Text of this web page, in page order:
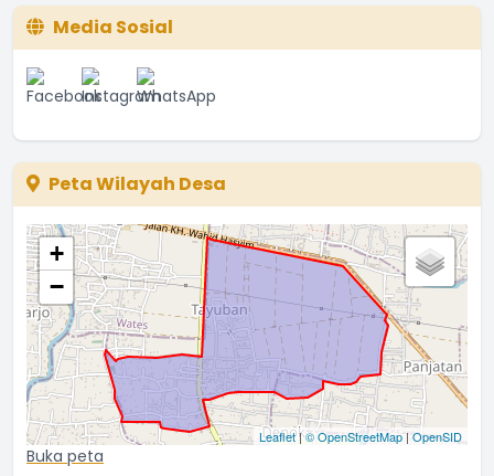
22 Januari 2022 01:08:01
Bagus
...selengkapnya
Ina
Media Sosial
Peta Wilayah Desa
+
−
Leaflet|© OpenStreetMap | OpenSID
Buka peta